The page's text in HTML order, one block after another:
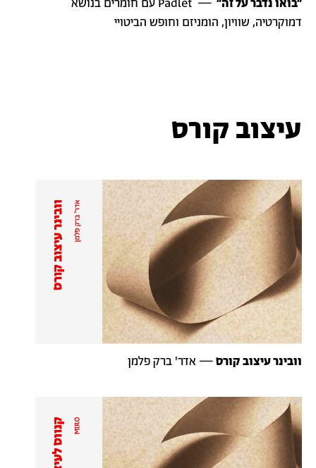
״בואו נדבר על זה״
— Padlet עם חומרים בנושא
דמוקרטיה, שוויון, הומניזם וחופש הביטויי
עיצוב קורס
וובינרעיצובקורס— אדר' ברקפלמן